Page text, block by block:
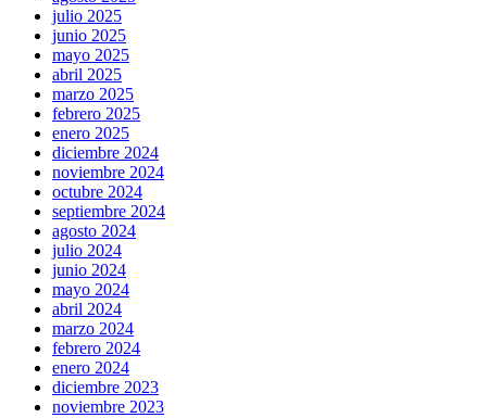
julio 2025
junio 2025
mayo 2025
abril 2025
marzo 2025
febrero 2025
enero 2025
diciembre 2024
noviembre 2024
octubre 2024
septiembre 2024
agosto 2024
julio 2024
junio 2024
mayo 2024
abril 2024
marzo 2024
febrero 2024
enero 2024
diciembre 2023
noviembre 2023